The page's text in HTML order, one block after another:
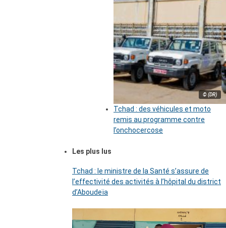
© (DR)
Tchad : des véhicules et moto
remis au programme contre
l’onchocercose
Les plus lus
Tchad : le ministre de la Santé s’assure de
l’effectivité des activités à l’hôpital du district
d’Aboudeïa